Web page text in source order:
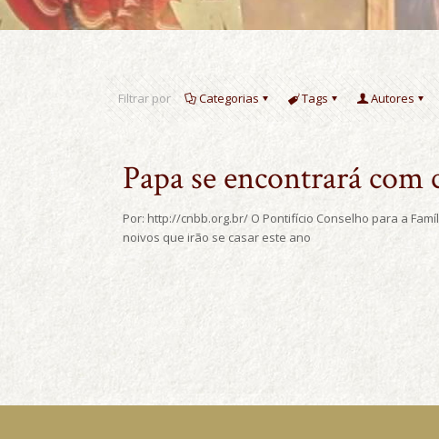
Filtrar por Categorias Tags Autores
Papa se encontrará com
Por: http://cnbb.org.br/ O Pontifício Conselho para a
noivos que irão se casar este ano